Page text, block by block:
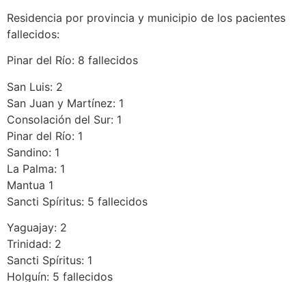
Residencia por provincia y municipio de los pacientes
fallecidos:
Pinar del Río: 8 fallecidos
San Luis: 2
San Juan y Martínez: 1
Consolación del Sur: 1
Pinar del Río: 1
Sandino: 1
La Palma: 1
Mantua 1
Sancti Spíritus: 5 fallecidos
Yaguajay: 2
Trinidad: 2
Sancti Spíritus: 1
Holguín: 5 fallecidos